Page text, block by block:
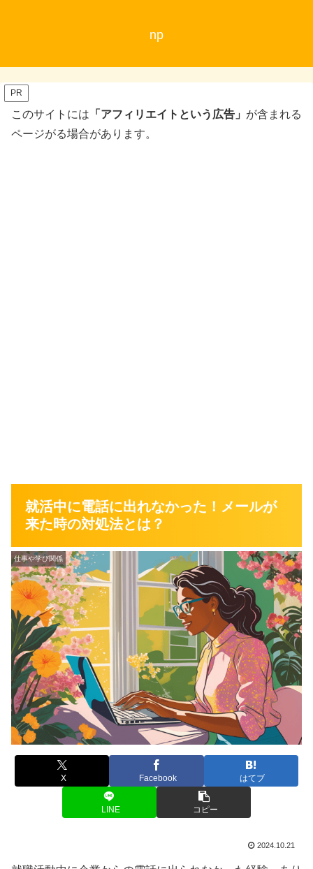
np
PR
このサイトには 「アフィリエイトという広告」 が含まれる
ページがる場合があります。
就活中に電話に出れなかった！メールが
来た時の対処法とは？
仕事や学び関係
X Facebook はてブ
LINE コピー
2024.10.21